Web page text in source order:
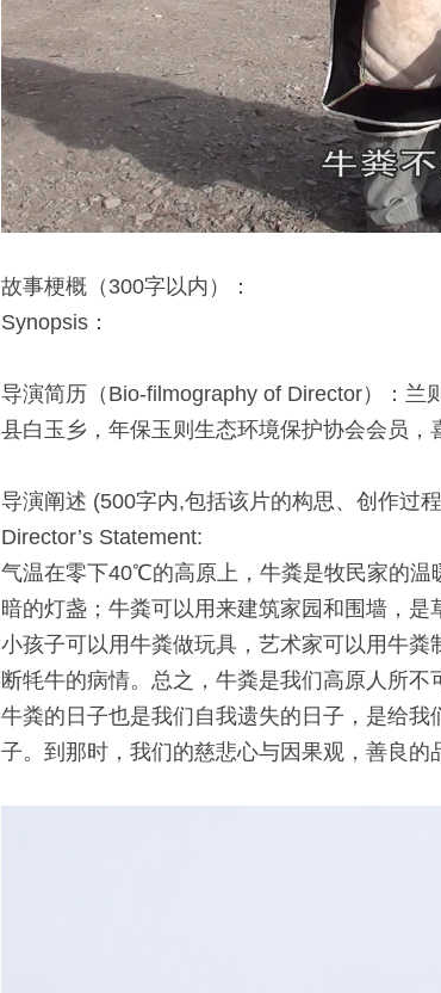
故事梗概（300字以内）：
Synopsis：
导演简历（Bio-filmography of Director）：兰
县白玉乡，年保玉则生态环境保护协会会员
导演阐述 (500字内,包括该片的构思、创作过程
Director’s Statement:
气温在零下40℃的高原上，牛粪是牧民家的
暗的灯盏；牛粪可以用来建筑家园和围墙，是
小孩子可以用牛粪做玩具，艺术家可以用牛
断牦牛的病情。总之，牛粪是我们高原人所
牛粪的日子也是我们自我遗失的日子，是给
子。到那时，我们的慈悲心与因果观，善良的